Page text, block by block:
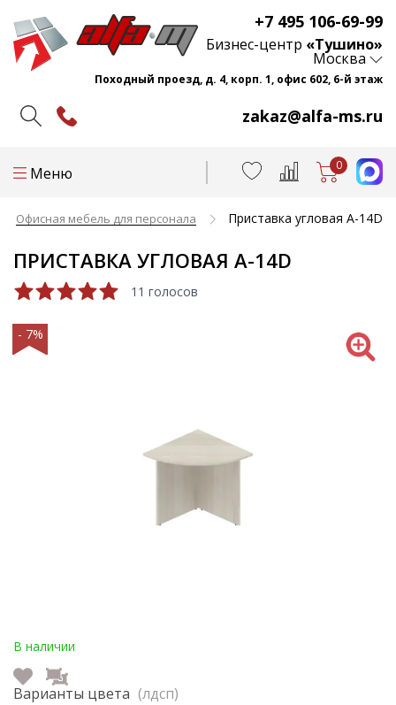
+7 495 106-69-99
zakaz@alfa-ms.ru
Бизнес-центр «Тушино»
Москва
Походный проезд, д. 4, корп. 1, офис 602, 6-й этаж
Меню 0
Офисная мебель для персонала Приставка угловая А-14D
ПРИСТАВКА УГЛОВАЯ А-14D
11 голосов
- 7%
В наличии
Варианты цвета (лдсп)